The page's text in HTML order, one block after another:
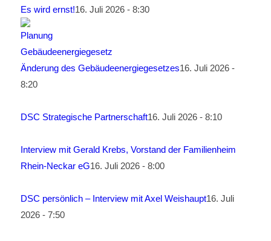
Es wird ernst!16. Juli 2026 - 8:30
Änderung des Gebäudeenergiegesetzes16. Juli 2026 -
8:20
DSC Strategische Partnerschaft16. Juli 2026 - 8:10
Interview mit Gerald Krebs, Vorstand der Familienheim
Rhein-Neckar eG16. Juli 2026 - 8:00
DSC persönlich – Interview mit Axel Weishaupt16. Juli
2026 - 7:50